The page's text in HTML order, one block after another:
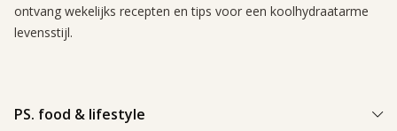
ontvang wekelijks recepten en tips voor een koolhydraatarme
levensstijl.
PS. food & lifestyle